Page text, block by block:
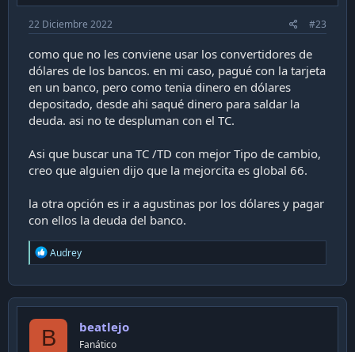
22 Diciembre 2022 #23
como que no les conviene usar los convertidores de
dólares de los bancos. en mi caso, pagué con la tarjeta
en un banco, pero como tenia dinero en dólares
depositado, desde ahi saqué dinero para saldar la
deuda. asi no te despluman con el TC.
Asi que buscar una TC /TD con mejor Tipo de cambio,
creo que alguien dijo que la mejorcita es global 66.
la otra opción es ir a agustinas por los dólares y pagar
con ellos la deuda del banco.
R
e
c
t
o
n
Audrey
B beatlejo
Fanático